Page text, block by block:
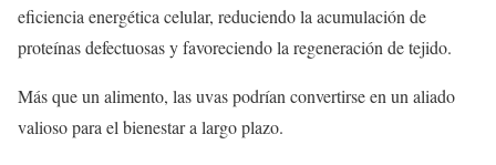
eficiencia energética celular, reduciendo la acumulación de
proteínas defectuosas y favoreciendo la regeneración de tejido.
Más que un alimento, las uvas podrían convertirse en un aliado
valioso para el bienestar a largo plazo.